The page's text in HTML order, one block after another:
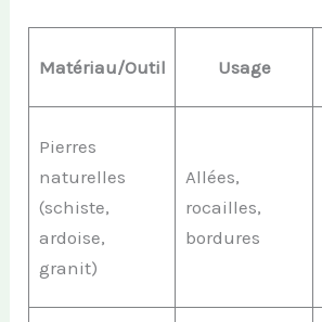
Matériau/Outil Usage
Pierres
naturelles
(schiste,
ardoise,
granit)
Allées,
rocailles,
bordures